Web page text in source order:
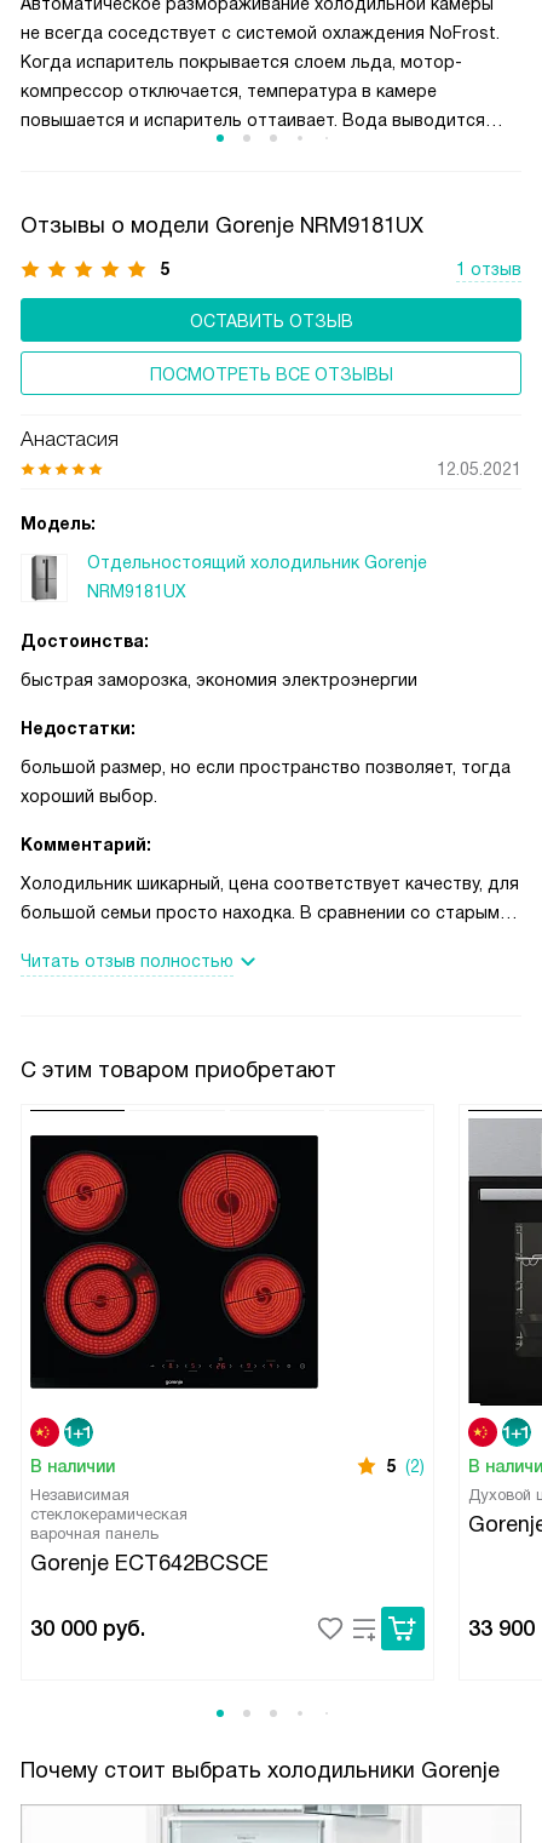
с автоматическим размораживанием рекомендуется мясо
и рыбу хранить в упаковке.
не всегда соседствует с системой охлаждения NoFrost.
Когда испаритель покрывается слоем льда, мотор-
компрессор отключается, температура в камере
повышается и испаритель оттаивает. Вода выводится
Отзывы о модели Gorenje NRM9181UX
5 1 отзыв
ОСТАВИТЬ ОТЗЫВ
ПОСМОТРЕТЬ ВСЕ ОТЗЫВЫ
Анастасия
12.05.2021
Модель:
Отдельностоящий холодильник Gorenje
NRM9181UX
Достоинства:
быстрая заморозка, экономия электроэнергии
Недостатки:
большой размер, но если пространство позволяет, тогда
хороший выбор.
Комментарий:
Холодильник шикарный, цена соответствует качеству, для
большой семьи просто находка. В сравнении со старым
соответственно значимая экономия денег. Пользуемся
мяса и рыбы и при размораживании нет никакого
неприятного запаха.
Читать отзыв полностью
С этим товаром приобретают
В наличии 5 (2)
Независимая
стеклокерамическая
варочная панель
Gorenje ECT642BCSCE
30 000 руб.
В
Духовой
33 900
Почему стоит выбрать холодильники Gorenje